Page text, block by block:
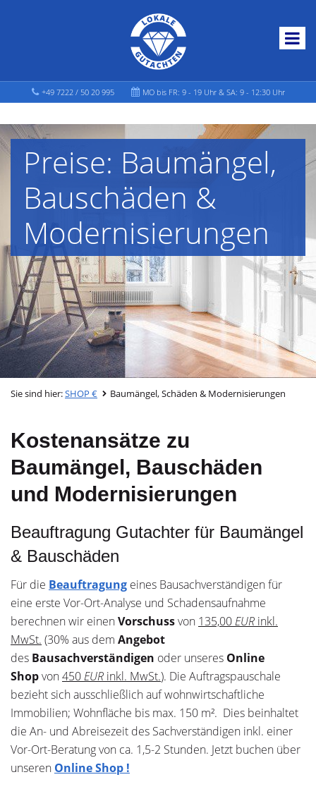
+49 7222 / 50 20 995 MO bis FR: 9 - 19 Uhr & SA: 9 - 12:30 Uhr
Preise: Baumängel,
Bauschäden &
Modernisierungen
Sie sind hier:SHOP € Baumängel, Schäden & Modernisierungen
Kostenansätze zu
Baumängel, Bauschäden
und Modernisierungen
Beauftragung Gutachter für Baumängel
& Bauschäden
Für die Beauftragung eines Bausachverständigen für
eine erste Vor-Ort-Analyse und Schadensaufnahme
berechnen wir einenVorschussvon 135,00EUR inkl.
MwSt. (30% aus dem Angebot
des Bausachverständigen oder unseres Online
Shopvon450EUR inkl. MwSt.). Die Auftragspauschale
bezieht sich ausschließlich auf wohnwirtschaftliche
Immobilien; Wohnfläche bis max. 150 m². Dies beinhaltet
die An- und Abreisezeit des Sachverständigen inkl. einer
Vor-Ort-Beratung von ca. 1,5-2 Stunden. Jetzt buchen über
unseren Online Shop !